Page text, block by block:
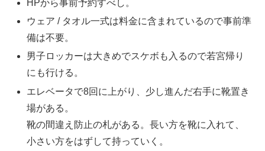
HPから事前予約すべし。
ウェア / タオル一式は料金に含まれているので事前準
備は不要。
男子ロッカーは大きめでスケボも入るので若宮帰り
にも行ける。
エレベータで8回に上がり、少し進んだ右手に靴置き
場がある。
靴の間違え防止の札がある。長い方を靴に入れて、
小さい方をはずして持っていく。